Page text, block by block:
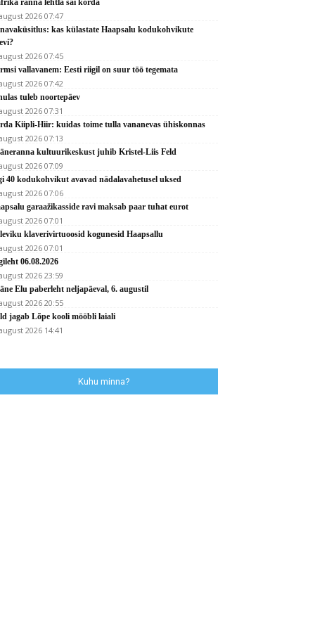
ranna lehtla sai korda
2026 07:47
kas külastate Haapsalu kodukohvikute
2026 07:45
vallavanem: Eesti riigil on suur töö tegemata
2026 07:42
tuleb noortepäev
2026 07:31
Kiipli-Hiir: kuidas toime tulla vananevas ühiskonnas
2026 07:13
kultuurikeskust juhib Kristel-Liis Feld
2026 07:09
40 kodukohvikut avavad nädalavahetusel uksed
2026 07:06
garaažikasside ravi maksab paar tuhat eurot
2026 07:01
klaverivirtuoosid kogunesid Haapsallu
2026 07:01
06.08.2026
2026 23:59
Elu paberleht neljapäeval, 6. augustil
2026 20:55
jagab Lõpe kooli mööbli laiali
2026 14:41
Kuhu minna?